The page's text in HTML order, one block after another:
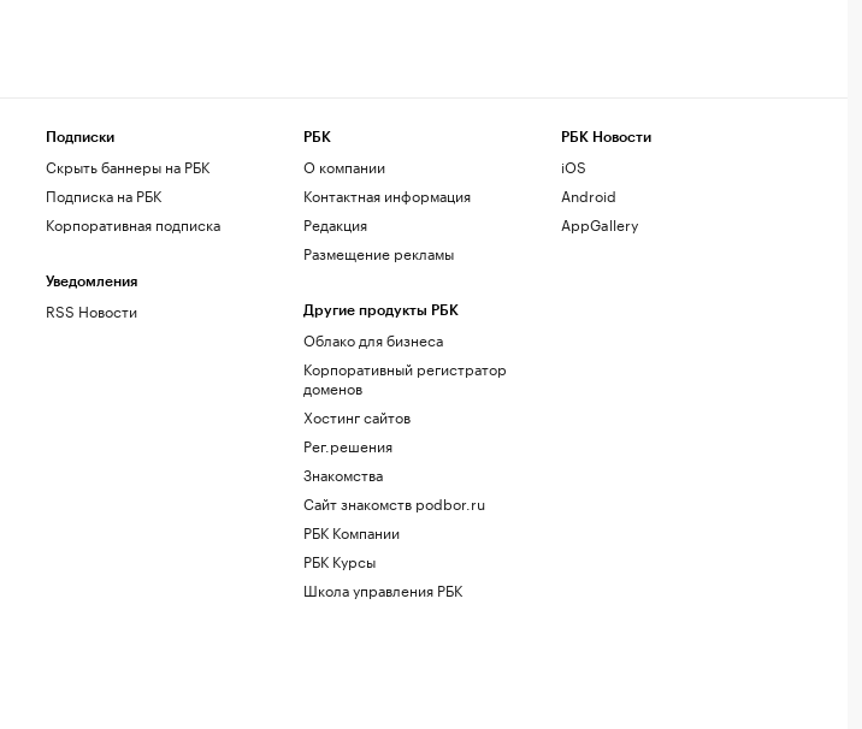
Подписки
Скрыть баннеры на РБК
Подписка на РБК
Корпоративная подписка
Уведомления
RSS Новости
РБК
О компании
Контактная информация
Редакция
Размещение рекламы
Другие продукты РБК
Облако для бизнеса
Корпоративный регистратор
доменов
Хостинг сайтов
Рег.решения
Знакомства
Сайт знакомств podbor.ru
РБК Компании
РБК Курсы
Школа управления РБК
РБК Новости
iOS
Android
AppGallery